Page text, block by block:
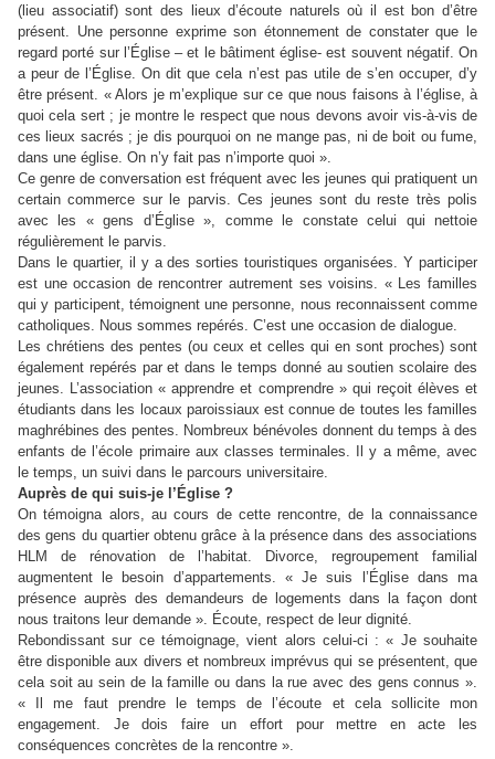
(lieu associatif) sont des lieux d’écoute naturels où il est bon d’être
présent. Une personne exprime son étonnement de constater que le
regard porté sur l’Église – et le bâtiment église- est souvent négatif. On
a peur de l’Église. On dit que cela n’est pas utile de s’en occuper, d’y
être présent. « Alors je m’explique sur ce que nous faisons à l’église, à
quoi cela sert ; je montre le respect que nous devons avoir vis-à-vis de
ces lieux sacrés ; je dis pourquoi on ne mange pas, ni de boit ou fume,
dans une église. On n’y fait pas n’importe quoi ».
Ce genre de conversation est fréquent avec les jeunes qui pratiquent un
certain commerce sur le parvis. Ces jeunes sont du reste très polis
avec les « gens d’Église », comme le constate celui qui nettoie
régulièrement le parvis.
Dans le quartier, il y a des sorties touristiques organisées. Y participer
est une occasion de rencontrer autrement ses voisins. « Les familles
qui y participent, témoignent une personne, nous reconnaissent comme
catholiques. Nous sommes repérés. C’est une occasion de dialogue.
Les chrétiens des pentes (ou ceux et celles qui en sont proches) sont
également repérés par et dans le temps donné au soutien scolaire des
jeunes. L’association « apprendre et comprendre » qui reçoit élèves et
étudiants dans les locaux paroissiaux est connue de toutes les familles
maghrébines des pentes. Nombreux bénévoles donnent du temps à des
enfants de l’école primaire aux classes terminales. Il y a même, avec
le temps, un suivi dans le parcours universitaire.
Auprès de qui suis-je l’Église ?
On témoigna alors, au cours de cette rencontre, de la connaissance
des gens du quartier obtenu grâce à la présence dans des associations
HLM de rénovation de l’habitat. Divorce, regroupement familial
augmentent le besoin d’appartements. « Je suis l’Église dans ma
présence auprès des demandeurs de logements dans la façon dont
nous traitons leur demande ». Écoute, respect de leur dignité.
Rebondissant sur ce témoignage, vient alors celui-ci : « Je souhaite
être disponible aux divers et nombreux imprévus qui se présentent, que
cela soit au sein de la famille ou dans la rue avec des gens connus ».
« Il me faut prendre le temps de l’écoute et cela sollicite mon
engagement. Je dois faire un effort pour mettre en acte les
conséquences concrètes de la rencontre ».